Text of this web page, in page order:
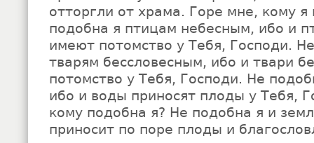
отторгли от храма. Горе мне, кому я
подобна я птицам небесным, ибо и
имеют потомство у Тебя, Господи.
тварям бессловесным, ибо и твари
потомство у Тебя, Господи. Не
ибо и воды приносят плоды у Тебя,
кому подобна я? Не подобна я и
приносит по поре плоды и